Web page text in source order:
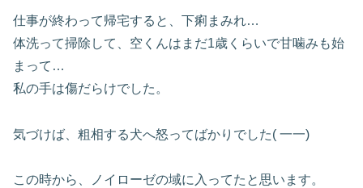
仕事が終わって帰宅すると、下痢まみれ…
体洗って掃除して、空くんはまだ1歳くらいで甘噛みも始
まって…
私の手は傷だらけでした。
気づけば、粗相する犬へ怒ってばかりでした( 一一)
この時から、ノイローゼの域に入ってたと思います。